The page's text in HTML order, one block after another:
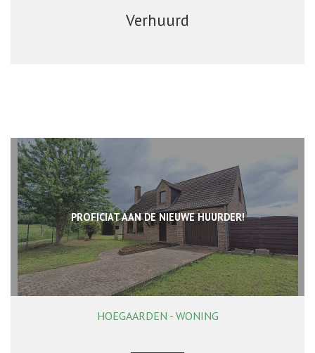
Verhuurd
PROFICIAT AAN DE NIEUWE HUURDER!
161 m² 4 1
HOEGAARDEN - WONING